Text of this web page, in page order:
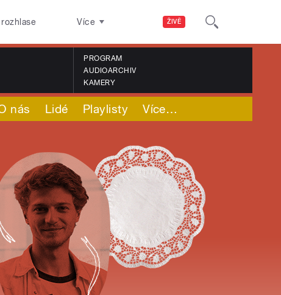
ŽIVĚ
Více
PROGRAM
AUDIOARCHIV
KAMERY
nás Lidé Playlisty Více…